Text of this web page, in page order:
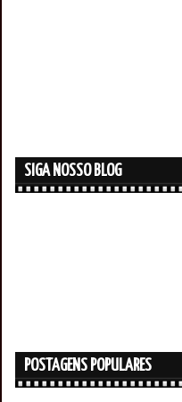
SIGA NOSSO BLOG
POSTAGENS POPULARES